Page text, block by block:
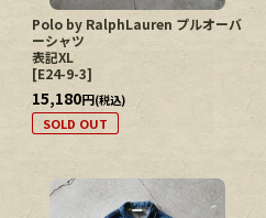
Polo by RalphLauren プルオーバ
ーシャツ
表記XL
[E24-9-3]
15,180円(税込)
SOLD OUT